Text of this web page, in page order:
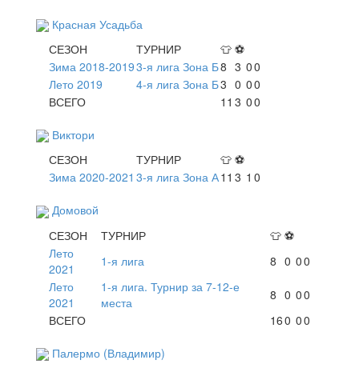
Красная Усадьба
СЕЗОН
ТУРНИР 👕 ⚽
Зима 2018-20193-я лига Зона Б8 3 00
Лето 2019
4-я лига Зона Б3 0 00
ВСЕГО
11 3 00
Виктори
СЕЗОН
ТУРНИР 👕 ⚽
Зима 2020-2021 3-я лига Зона А11 3 1 0
Домовой
СЕЗОН
ТУРНИР 👕 ⚽
Лето
2021
1-я лига 8 0 00
Лето
2021
1-я лига. Турнир за 7-12-е
места
8 0 00
ВСЕГО
160 00
Палермо (Владимир)